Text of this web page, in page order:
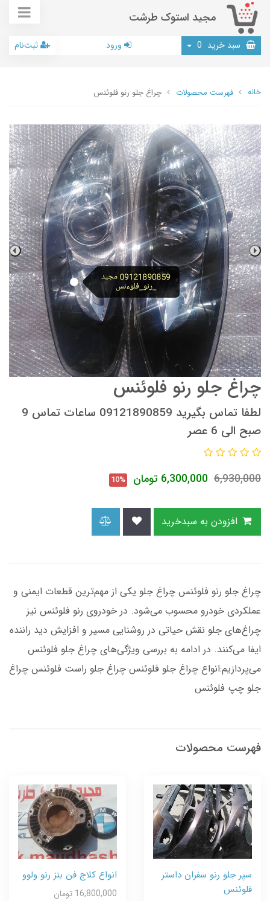
مجید استوک طرشت
سبد خرید 0 ورود ثبت‌نام
خانه فهرست محصولات چراغ جلو رنو فلوئنس
چراغ جلو رنو فلوئنس
لطفا تماس بگیرید 09121890859 ساعات تماس 9
صبح الی 6 عصر
6,930,000
6,300,000 تومان 10%
چراغ جلو رنو فلوئنس چراغ جلو یکی از مهم‌ترین قطعات ایمنی و
عملکردی خودرو محسوب می‌شود. در خودروی رنو فلوئنس نیز
چراغ‌های جلو نقش حیاتی در روشنایی مسیر و افزایش دید راننده
ایفا می‌کنند. در ادامه به بررسی ویژگی‌های چراغ جلو فلوئنس
می‌پردازیم:انواع چراغ جلو فلوئنس چراغ جلو راست فلوئنس چراغ
جلو چپ فلوئنس
فهرست محصولات
سپر جلو رنو سفران داستر
فلوئنس
انواع کلاج فن بنز رنو ولوو
16,800,000 تومان